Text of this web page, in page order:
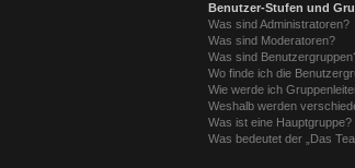
Benutzer-Stufen und
Was sind Administratoren?
Was sind Moderatoren?
Was sind
Wo finde ich die
Wie werde ich
Weshalb werden
Was ist eine Hauptgruppe?
Was bedeutet der „Das